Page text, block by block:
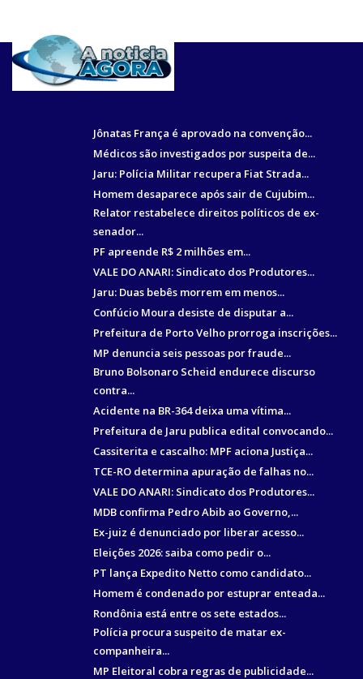
ULTIMAS:
Jônatas França é aprovado na convenção...
Médicos são investigados por suspeita de...
Jaru: Polícia Militar recupera Fiat Strada...
Homem desaparece após sair de Cujubim...
Relator restabelece direitos políticos de ex-
senador...
PF apreende R$ 2 milhões em...
VALE DO ANARI: Sindicato dos Produtores...
Jaru: Duas bebês morrem em menos...
Confúcio Moura desiste de disputar a...
Prefeitura de Porto Velho prorroga inscrições...
MP denuncia seis pessoas por fraude...
Bruno Bolsonaro Scheid endurece discurso
contra...
Acidente na BR-364 deixa uma vítima...
Prefeitura de Jaru publica edital convocando...
Cassiterita e cascalho: MPF aciona Justiça...
TCE-RO determina apuração de falhas no...
VALE DO ANARI: Sindicato dos Produtores...
MDB confirma Pedro Abib ao Governo,...
Ex-juiz é denunciado por liberar acesso...
Eleições 2026: saiba como pedir o...
PT lança Expedito Netto como candidato...
Homem é condenado por estuprar enteada...
Rondônia está entre os sete estados...
Polícia procura suspeito de matar ex-
companheira...
MP Eleitoral cobra regras de publicidade...